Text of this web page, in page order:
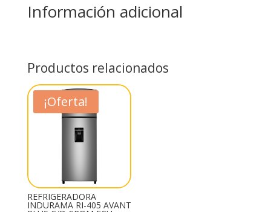
Información adicional
Productos relacionados
¡Oferta!
REFRIGERADORA
INDURAMA RI-405 AVANT